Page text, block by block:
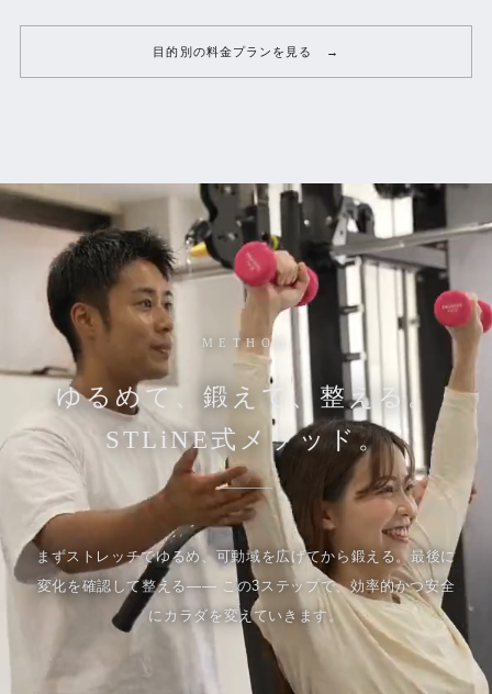
目的別の料金プランを見る
METHOD
ゆるめて、鍛えて、整える。
STLiNE式メソッド。
まずストレッチでゆるめ、可動域を広げてから鍛える。最後に
変化を確認して整える—— この3ステップで、効率的かつ安全
にカラダを変えていきます。